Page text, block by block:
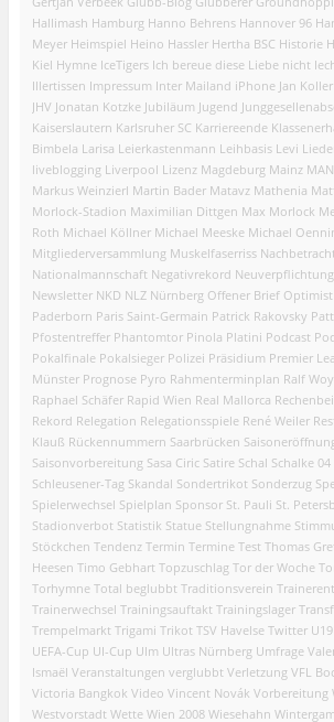
Hallimash Hamburg Hanno Behrens Hannover 96
Meyer Heimspiel Heino Hassler Hertha BSC Historie
Kiel Hymne IceTigers Ich bereue diese Liebe nicht
Illertissen Impressum Inter Mailand iPhone Jan Koller
JHV Jonatan Kotzke Jubiläum Jugend
Kaiserslautern Karlsruher SC Karriereende
Bimbela Larisa Leierkastenmann Leihbasis Levi
liveblogging Liverpool Lizenz Magdeburg Mainz MAN
Markus Weinzierl Martin Bader Matavz Mathenia
Morlock-Stadion Maximilian Dittgen Max Morlock
Roth Michael Köllner Michael Meeske Michael
Mitgliederversammlung Muskelfaserriss
Nationalmannschaft Negativrekord Neuverpflichtung
Newsletter NKD NLZ Nürnberg Offener Brief Optimist
Paderborn Paris Saint-Germain Patrick Rakovsky
Pfostentreffer Phantomtor Pinola Platini Podcast
Pokalfinale Pokalsieger Polizei Präsidium Premier
Münster Prognose Pyro Rahmenterminplan Ralf Woy
Raphael Schäfer Rapid Wien Real Mallorca
Rekord Relegation Relegationsspiele René Weiler
Klauß Rückennummern Saarbrücken
Saisonvorbereitung Sasa Ciric Satire Schal Schalke 04
Schleusener-Tag Skandal Sondertrikot Sonderzug
Spielerwechsel Spielplan Sponsor St. Pauli St.
Stadionverbot Statistik Statue Stellungnahme
Stöckchen Tendenz Termin Termine Test Thomas
Heesen Timo Gebhart Topzuschlag Tor der Woche
Torhymne Total beglubbt Traditionsverein
Trainerwechsel Trainingsauftakt Trainingslager
Trempelmarkt Trigami Trikot TSV Havelse Twitter U19
UEFA-Cup UI-Cup Ulm Ultras Nürnberg Umfrage
Ismaël Veranstaltungen verglubbt Verletzung VFL
Victoria Bangkok Video Vincent Novák Vorbereitung
Westvorstadt Wette Wien 2008 Wiesehahn